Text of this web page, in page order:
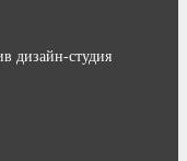
дизайн-студия